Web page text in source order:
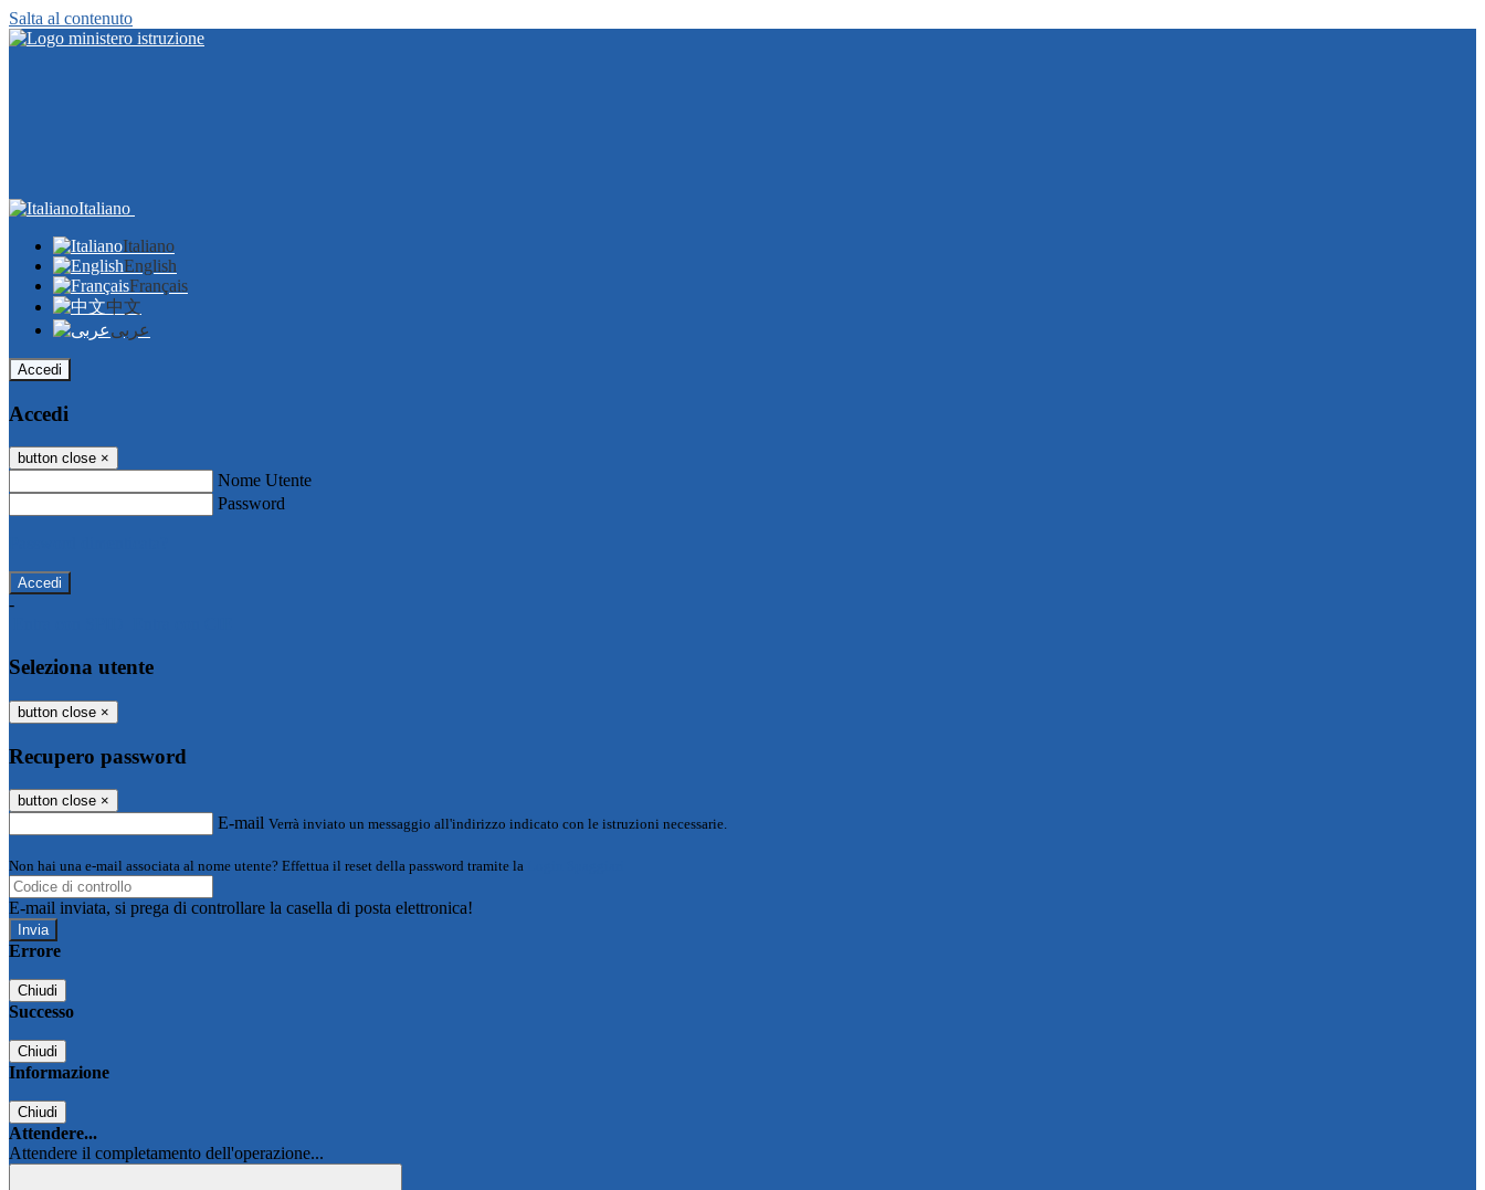
Salta al contenuto
Italiano
Italiano
English
Français
中文
عربى
Accedi
Accedi
button close ×
Nome Utente
Password
-
Seleziona utente
button close ×
Recupero password
button close ×
E-mail Verrà inviato un messaggio all'indirizzo indicato con le istruzioni necessarie.
Non hai una e-mail associata al nome utente? Effettua il reset della password tramite la
E-mail inviata, si prega di controllare la casella di posta elettronica!
Errore
Chiudi
Successo
Chiudi
Informazione
Chiudi
Attendere...
Attendere il completamento dell'operazione...